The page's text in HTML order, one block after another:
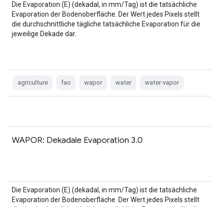
Die Evaporation (E) (dekadal, in mm/Tag) ist die tatsächliche
Evaporation der Bodenoberfläche. Der Wert jedes Pixels stellt
die durchschnittliche tägliche tatsächliche Evaporation für die
jeweilige Dekade dar.
agriculture fao wapor water water-vapor
WAPOR: Dekadale Evaporation 3.0
Die Evaporation (E) (dekadal, in mm/Tag) ist die tatsächliche
Evaporation der Bodenoberfläche. Der Wert jedes Pixels stellt